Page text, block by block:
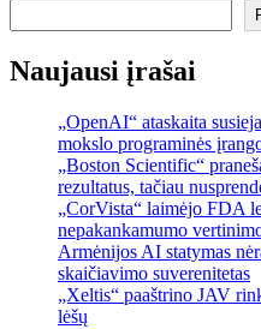
Naujausi įrašai
„OpenAI“ ataskaita
mokslo programinės
„Boston Scientific“
rezultatus, tačiau
„CorVista“ laimėjo FDA
nepakankamumo
Armėnijos AI statymas
skaičiavimo suverenitetas
„Xeltis“ paaštrino JAV
lėšų